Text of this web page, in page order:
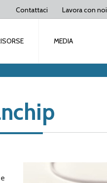
Contattaci Lavora con noi
MEDIA